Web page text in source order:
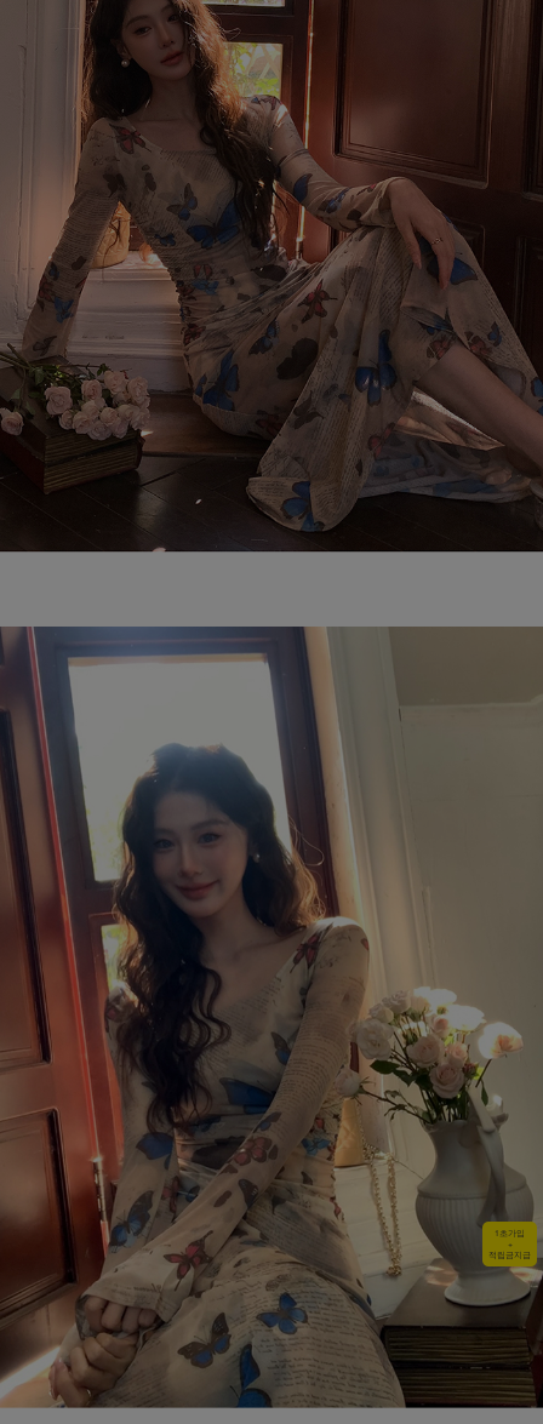
1초가입
+
적립금지급